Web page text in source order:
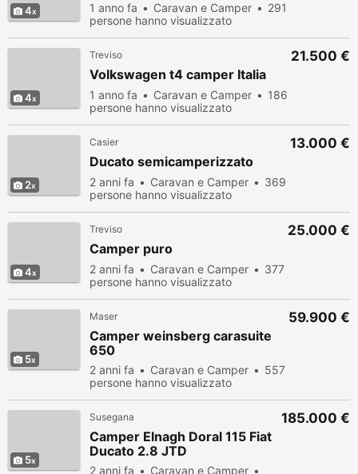
4 1 anno fa Caravan e Camper
291
persone hanno visualizzato
4
Treviso
Volkswagen t4 camper Italia
1 anno fa Caravan e Camper
186
persone hanno visualizzato
21.500 €
2
Casier
Ducato semicamperizzato
2 anni fa Caravan e Camper
369
persone hanno visualizzato
13.000 €
4
Treviso
Camper puro
2 anni fa Caravan e Camper
377
persone hanno visualizzato
25.000 €
5
Maser
Camper weinsberg carasuite
650
2 anni fa Caravan e Camper
557
persone hanno visualizzato
59.900 €
5
Susegana
Camper Elnagh Doral 115 Fiat
Ducato 2.8 JTD
2 anni fa
Caravan e Camper
185.000 €